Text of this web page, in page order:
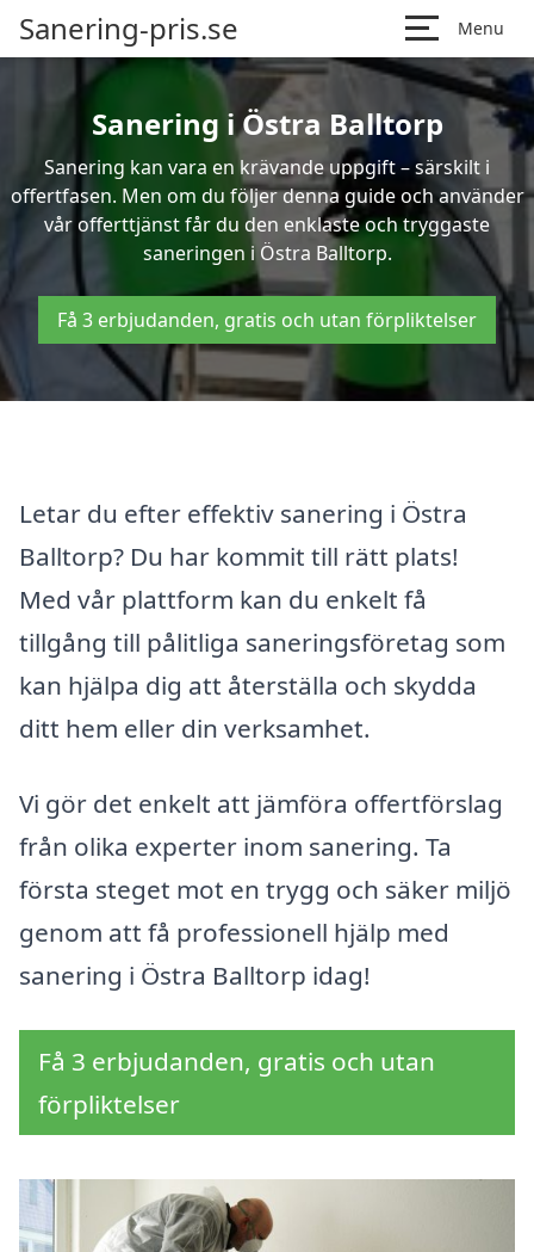
Sanering-pris.se Menu
Sanering i Östra Balltorp
Sanering kan vara en krävande uppgift – särskilt i
offertfasen. Men om du följer denna guide och använder
vår offerttjänst får du den enklaste och tryggaste
saneringen i Östra Balltorp.
Få 3 erbjudanden, gratis och utan förpliktelser
Letar du efter effektiv sanering i Östra
Balltorp? Du har kommit till rätt plats!
Med vår plattform kan du enkelt få
tillgång till pålitliga saneringsföretag som
kan hjälpa dig att återställa och skydda
ditt hem eller din verksamhet.
Vi gör det enkelt att jämföra offertförslag
från olika experter inom sanering. Ta
första steget mot en trygg och säker miljö
genom att få professionell hjälp med
sanering i Östra Balltorp idag!
Få 3 erbjudanden, gratis och utan
förpliktelser